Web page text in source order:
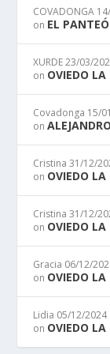
COVADONGA
on EL
XURDE 23/03/
on OVIEDO
Covadonga 15/
on
Cristina 31/12/
on OVIEDO
Cristina 31/12/
on OVIEDO
Gracia 06/12/
on OVIEDO
Lidia 05/12/2024
on OVIEDO